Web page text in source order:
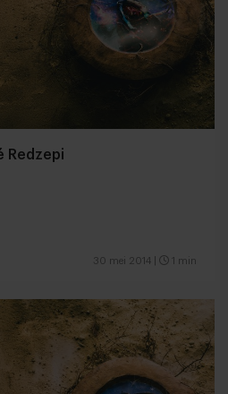
Redzepi
30 mei 2014 1 min